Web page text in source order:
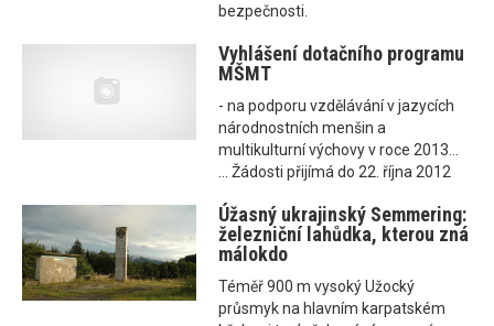
bezpečnosti.
Vyhlášení dotačního programu
MŠMT
- na podporu vzdělávání v jazycích
národnostních menšin a
multikulturní výchovy v roce 2013...
... Žádosti přijímá do 22. října 2012
Úžasný ukrajinský Semmering:
železniční lahůdka, kterou zná
málokdo
Téměř 900 m vysoký Užocký
průsmyk na hlavním karpatském